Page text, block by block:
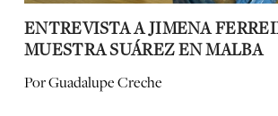
ENTREVISTA A JIMENA
MUESTRA SUÁREZ EN MALBA
Por Guadalupe Creche